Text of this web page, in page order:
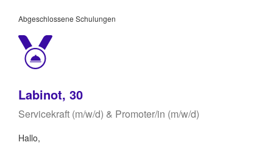
Abgeschlossene Schulungen
Labinot, 30
Servicekraft (m/w/d) & Promoter/in (m/w/d)
Hallo,